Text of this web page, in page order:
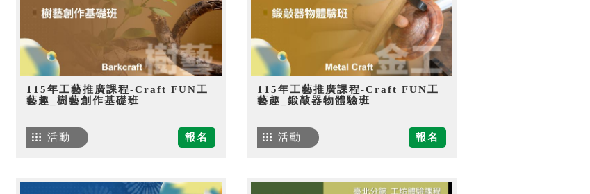
115年工藝推廣課程-Craft FUN工
藝趣_樹藝創作基礎班
報名
活動
115年工藝推廣課程-Craft FUN工
藝趣_鍛敲器物體驗班
報名
活動